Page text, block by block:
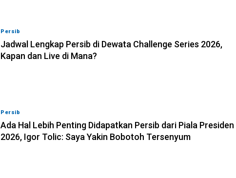
Persib
Jadwal Lengkap Persib di Dewata Challenge Series 2026,
Kapan dan Live di Mana?
Persib
Ada Hal Lebih Penting Didapatkan Persib dari Piala Presiden
2026, Igor Tolic: Saya Yakin Bobotoh Tersenyum